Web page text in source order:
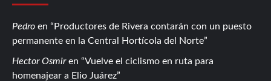
Pedro en
Productores de Rivera contarán con un puesto
permanente en la Central Hortícola del Norte
Hector Osmiren
Vuelve el ciclismo en ruta para
homenajear a Elio Juárez